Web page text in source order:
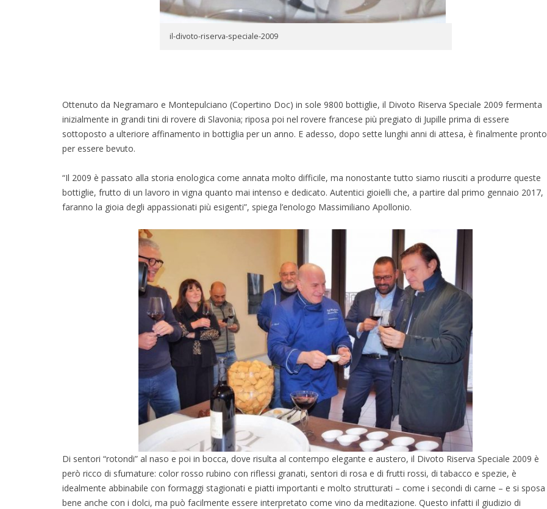
il-divoto-riserva-speciale-2009
Ottenuto da Negramaro e Montepulciano (Copertino Doc) in sole 9800 bottiglie, il Divoto Riserva Speciale 2009 fermenta
inizialmente in grandi tini di rovere di Slavonia; riposa poi nel rovere francese più pregiato di Jupille prima di essere
sottoposto a ulteriore affinamento in bottiglia per un anno. E adesso, dopo sette lunghi anni di attesa, è finalmente pronto
per essere bevuto.
“Il 2009 è passato alla storia enologica come annata molto difficile, ma nonostante tutto siamo riusciti a produrre queste
bottiglie, frutto di un lavoro in vigna quanto mai intenso e dedicato. Autentici gioielli che, a partire dal primo gennaio 2017,
faranno la gioia degli appassionati più esigenti”, spiega l’enologo Massimiliano Apollonio.
Di sentori “rotondi” al naso e poi in bocca, dove risulta al contempo elegante e austero, il Divoto Riserva Speciale 2009 è
però ricco di sfumature: color rosso rubino con riflessi granati, sentori di rosa e di frutti rossi, di tabacco e spezie, è
idealmente abbinabile con formaggi stagionati e piatti importanti e molto strutturati – come i secondi di carne – e si sposa
bene anche con i dolci, ma può facilmente essere interpretato come vino da meditazione. Questo infatti il giudizio di